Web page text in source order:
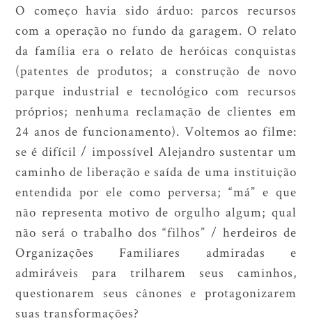
O começo havia sido árduo: parcos recursos
com a operação no fundo da garagem. O relato
da família era o relato de heróicas conquistas
(patentes de produtos; a construção de novo
parque industrial e tecnológico com recursos
próprios; nenhuma reclamação de clientes em
24 anos de funcionamento). Voltemos ao filme:
se é difícil / impossível Alejandro sustentar um
caminho de liberação e saída de uma instituição
entendida por ele como perversa; “má” e que
não representa motivo de orgulho algum; qual
não será o trabalho dos “filhos” / herdeiros de
Organizações Familiares admiradas e
admiráveis para trilharem seus caminhos,
questionarem seus cânones e protagonizarem
suas transformações?